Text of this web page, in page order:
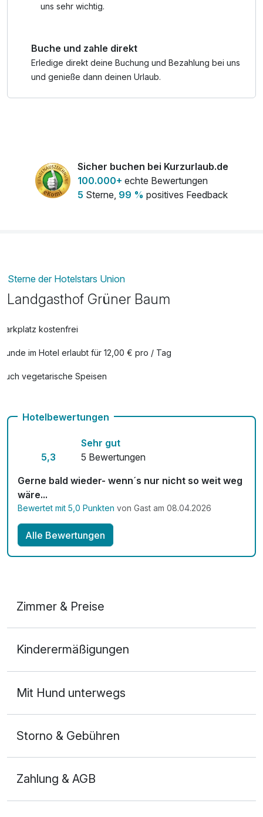
uns sehr wichtig.
Buche und zahle direkt
Erledige direkt deine Buchung und Bezahlung bei uns
und genieße dann deinen Urlaub.
Sicher buchen bei Kurzurlaub.de
100.000+ echte Bewertungen
5 Sterne, 99 % positives Feedback
Sterne der Hotelstars Union
Landgasthof Grüner Baum
Parkplatz kostenfrei
Hunde im Hotel erlaubt für 12,00 € pro / Tag
Auch vegetarische Speisen
Hotelbewertungen
5,3
Sehr gut
5 Bewertungen
Gerne bald wieder- wenn´s nur nicht so weit weg
wäre...
Bewertet mit 5,0 Punkten von Gast am 08.04.2026
Alle Bewertungen
Zimmer & Preise
2 Erwachsene
Kinderermäßigungen
Mit Hund unterwegs
Storno & Gebühren
Zahlung & AGB